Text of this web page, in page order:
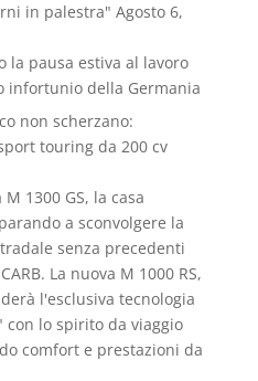
in palestra" Agosto 6,
la pausa estiva al lavoro
infortunio della Germania
non scherzano:
touring da 200 cv
1300 GS, la casa
a sconvolgere la
senza precedenti
La nuova M 1000 RS,
l'esclusiva tecnologia
lo spirito da viaggio
comfort e prestazioni da